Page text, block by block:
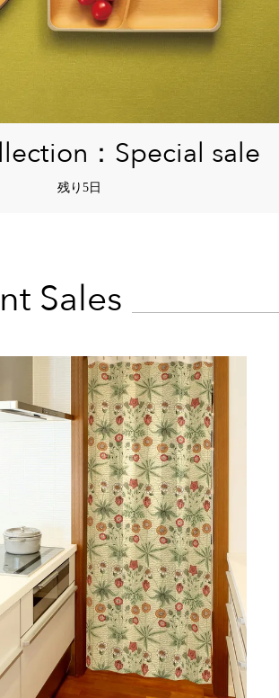
：Special sale
残り 5日
Sales